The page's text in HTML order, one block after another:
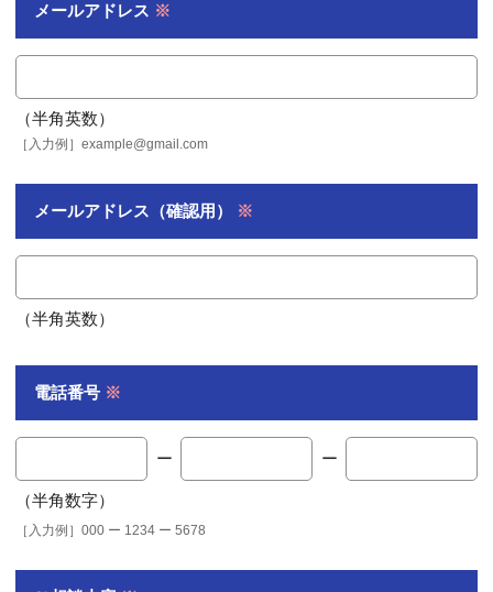
メールアドレス ※
（半角英数）
［入力例］example@gmail.com
メールアドレス （確認用） ※
（半角英数）
電話番号 ※
（半角数字）
［入力例］000 ー 1234 ー 5678